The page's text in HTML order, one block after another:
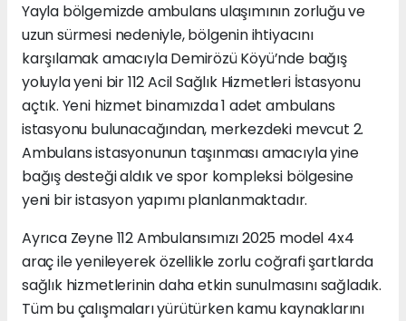
Yayla bölgemizde ambulans ulaşımının zorluğu ve
uzun sürmesi nedeniyle, bölgenin ihtiyacını
karşılamak amacıyla Demirözü Köyü’nde bağış
yoluyla yeni bir 112 Acil Sağlık Hizmetleri İstasyonu
açtık. Yeni hizmet binamızda 1 adet ambulans
istasyonu bulunacağından, merkezdeki mevcut 2.
Ambulans istasyonunun taşınması amacıyla yine
bağış desteği aldık ve spor kompleksi bölgesine
yeni bir istasyon yapımı planlanmaktadır.
Ayrıca Zeyne 112 Ambulansımızı 2025 model 4x4
araç ile yenileyerek özellikle zorlu coğrafi şartlarda
sağlık hizmetlerinin daha etkin sunulmasını sağladık.
Tüm bu çalışmaları yürütürken kamu kaynaklarını